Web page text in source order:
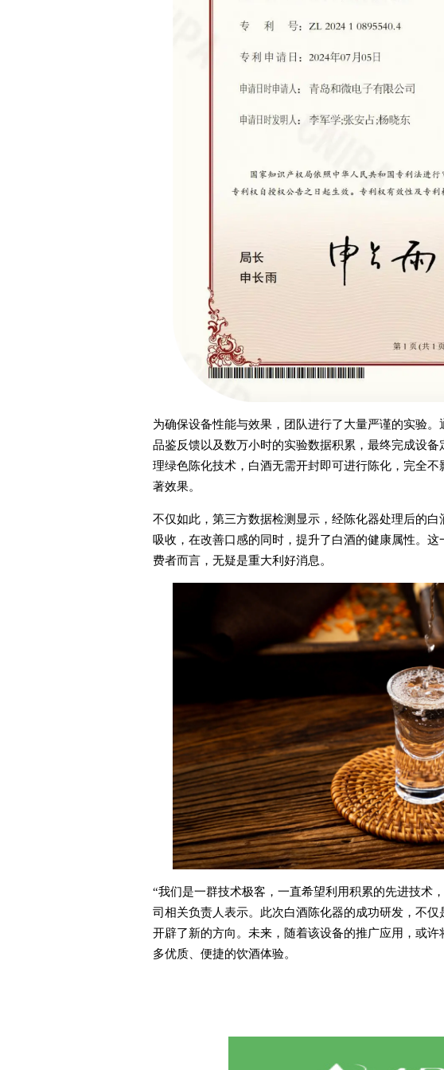
为确保设备性能与效果，团队进行了大量严谨的实验
品鉴反馈以及数万小时的实验数据积累，最终完成设
理绿色陈化技术，白酒无需开封即可进行陈化，完全
著效果。
不仅如此，第三方数据检测显示，经陈化器处理后的
吸收，在改善口感的同时，提升了白酒的健康属性。
费者而言，无疑是重大利好消息。
“我们是一群技术极客，一直希望利用积累的先进技术
司相关负责人表示。此次白酒陈化器的成功研发，不
开辟了新的方向。未来，随着该设备的推广应用，或
多优质、便捷的饮酒体验。